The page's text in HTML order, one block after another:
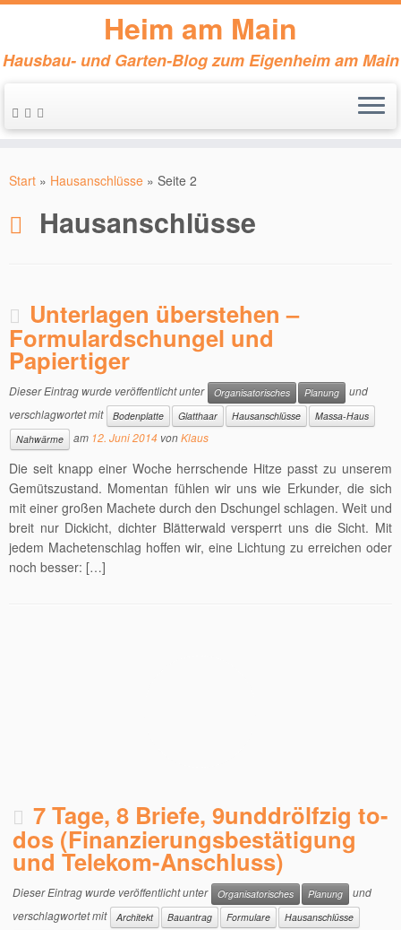
Inhalt
Heim am Main
Hausbau- und Garten-Blog zum Eigenheim am Main
Start » Hausanschlüsse » Seite 2
Hausanschlüsse
Unterlagen überstehen –
Formulardschungel und
Papiertiger
Dieser Eintrag wurde veröffentlicht unter Organisatorisches Planung
und
verschlagwortet mit
Bodenplatte Glatthaar Hausanschlüsse
Massa-Haus
Nahwärme
am 12. Juni 2014 vonKlaus
Die seit knapp einer Woche herrschende Hitze passt zu unserem
Gemütszustand. Momentan fühlen wir uns wie Erkunder, die sich
mit einer großen Machete durch den Dschungel schlagen. Weit und
breit nur Dickicht, dichter Blätterwald versperrt uns die Sicht. Mit
jedem Machetenschlag hoffen wir, eine Lichtung zu erreichen oder
noch besser: […]
7 Tage, 8 Briefe, 9unddrölfzig to-
dos (Finanzierungsbestätigung
und Telekom-Anschluss)
Dieser Eintrag wurde veröffentlicht unter Organisatorisches Planung
und
verschlagwortet mit
Architekt Bauantrag Formulare
Hausanschlüsse